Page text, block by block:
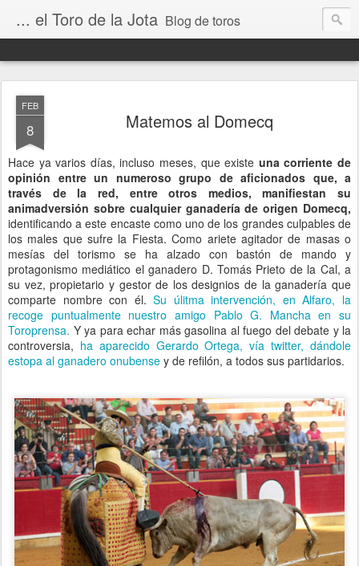
... el Toro de la Jota Blog de toros
FEB
8 Matemos al Domecq
Hace ya varios días, incluso meses, que existe una corriente de
opinión entre un numeroso grupo de aficionados que, a
través de la red, entre otros medios, manifiestan su
animadversión sobre cualquier ganadería de origen Domecq,
identificando a este encaste como uno de los grandes culpables de
los males que sufre la Fiesta. Como ariete agitador de masas o
mesías del torismo se ha alzado con bastón de mando y
protagonismo mediático el ganadero D. Tomás Prieto de la Cal, a
su vez, propietario y gestor de los designios de la ganadería que
comparte nombre con él.Su úlitma intervención, en Alfaro, la
recoge puntualmente nuestro amigo Pablo G. Mancha en su
Toroprensa. Y ya para echar más gasolina al fuego del debate y la
controversia, ha aparecido Gerardo Ortega, vía twitter, dándole
estopa al ganadero onubense y de refilón, a todos sus partidarios.